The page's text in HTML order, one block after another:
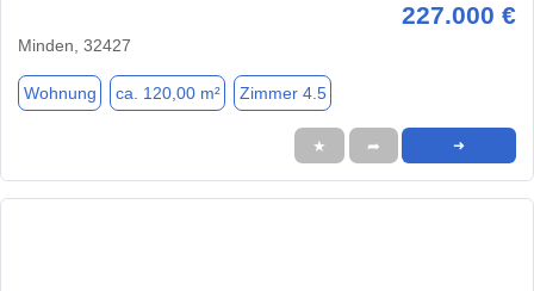
227.000 €
Minden, 32427
Wohnung ca. 120,00 m² Zimmer 4.5
★ ➦ ➜